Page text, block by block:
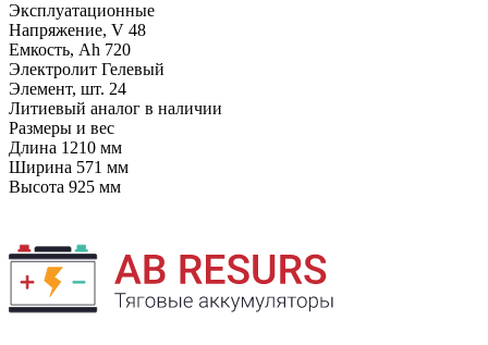
Эксплуатационные
Напряжение, V 48
Емкость, Ah 720
Электролит Гелевый
Элемент, шт. 24
Литиевый аналог в наличии
Размеры и вес
Длина 1210 мм
Ширина 571 мм
Высота 925 мм